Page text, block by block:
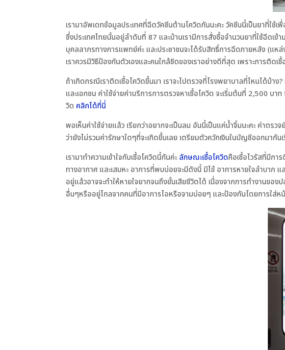
เรามาอัพเดทข้อมูลประเทศที่ฉีดวัคซีนต้านโควิดกันนะคะ วัคซีนนี้เป็นยาที่ใ
ซึ่งประเทศไทยนั้นอยู่ลำดับที่ 87 และบ้านเรามีการสั่งซื้อจำนวนยาที่ใช้ฉีดเ
บุคลลากรทางการแพทย์ค่ะ และประชาชนจะได้รับสิทธิ์การฉีดภายหลัง (แหล่
เราควรมีวิธีป้องกันตัวเองและคนใกล้ชิดของเราอย่างดีที่สุด เพราะการติด
ถ้าเกิดกรณีเราติดเชื้อโควิดขึ้นมา เราจะไปตรวจที่โรงพยาบาลที่ไหนได้บ้า
และเอกชน ค่าใช้จ่ายค่าบริการการตรวจหาเชื้อโควิด จะเริ่มต้นที่ 2,500 บ
วิด คลิกได้ที่นี่
พอเห็นค่าใช้จ่ายแล้ว เรียกว่าอยากจะเป็นลม อันนี้เป็นแค่น้ำจิ้มนะคะ ค่าตร
ว่ายังไม่รวมค่ารักษาใดๆที่จะเกิดขึ้นเลย เตรียมตัวควักเงินในบัญชีออกมากั
เรามาทำความเข้าใจกับเชื้อโควิดนี้กันค่ะ ลักษณะเชื้อโควิดคือเชื้อไวรัสที่มีกา
ทางอากาศ และเสมหะ อาการที่พบบ่อยจะมีดังนี้ มีไข้ อาการหายใจลำบา
อยู่แล้วอาจจะทำให้หายใจยากจนถึงขั้นเสียชีวิตได้ เนื่องจากการทำงาน
อื่นๆหรืออยู่ไกลจากคนที่มีอาการไอหรือจามบ่อยๆ และป้องกันโดยการใส่